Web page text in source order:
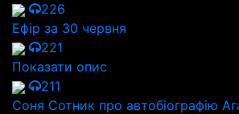
226
Ефір за 30 червня
221
Показати опис
211
Соня Сотник про автобіографію